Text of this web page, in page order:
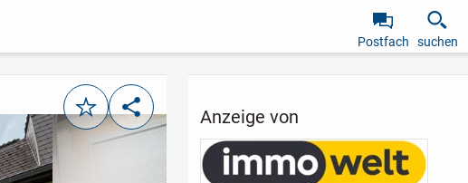
Postfach suchen
MerkenTeilen Anzeige von